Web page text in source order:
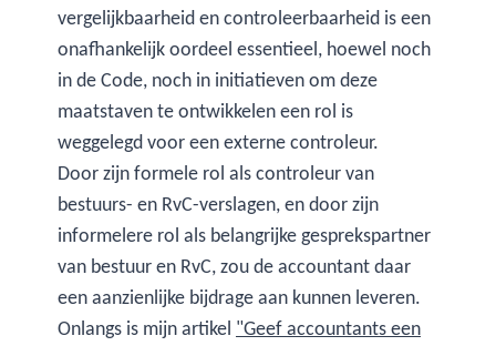
vergelijkbaarheid en controleerbaarheid is een
onafhankelijk oordeel essentieel, hoewel noch
in de Code, noch in initiatieven om deze
maatstaven te ontwikkelen een rol is
weggelegd voor een externe controleur.
Door zijn formele rol als controleur van
bestuurs- en RvC-verslagen, en door zijn
informelere rol als belangrijke gesprekspartner
van bestuur en RvC, zou de accountant daar
een aanzienlijke bijdrage aan kunnen leveren.
Onlangs is mijn artikel "Geef accountants een